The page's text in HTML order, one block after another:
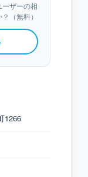
ザーの相
（無料）
1266